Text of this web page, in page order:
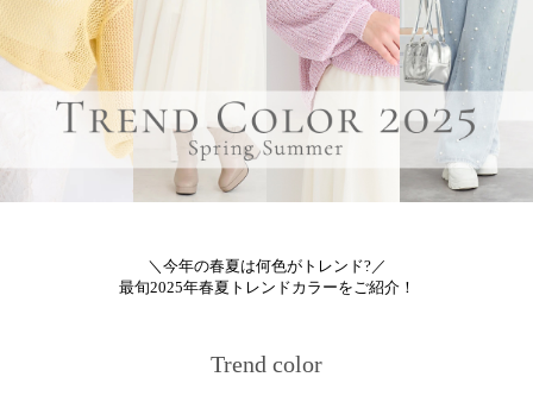
＼今年の春夏は何色がトレンド?／
最旬2025年春夏トレンドカラーをご紹介！
Trend color